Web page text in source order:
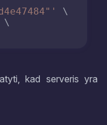
\
\
kad serveris yra